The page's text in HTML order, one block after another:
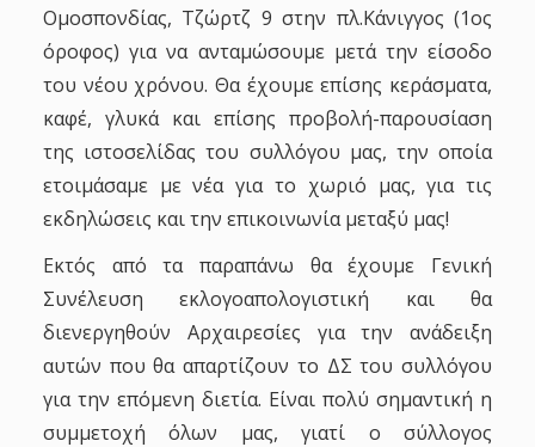
Ομοσπονδίας, Τζώρτζ 9 στην πλ.Κάνιγγος (1ος
όροφος) για να ανταμώσουμε μετά την είσοδο
του νέου χρόνου. Θα έχουμε επίσης κεράσματα,
καφέ, γλυκά και επίσης προβολή-παρουσίαση
της ιστοσελίδας του συλλόγου μας, την οποία
ετοιμάσαμε με νέα για το χωριό μας, για τις
εκδηλώσεις και την επικοινωνία μεταξύ μας!
Εκτός από τα παραπάνω θα έχουμε Γενική
Συνέλευση εκλογοαπολογιστική και θα
διενεργηθούν Αρχαιρεσίες για την ανάδειξη
αυτών που θα απαρτίζουν το ΔΣ του συλλόγου
για την επόμενη διετία. Είναι πολύ σημαντική η
συμμετοχή όλων μας, γιατί ο σύλλογος